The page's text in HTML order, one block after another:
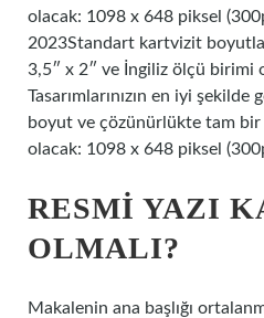
olacak: 1098 x 648 piksel
2023Standart kartvizit
3,5″ x 2″ ve İngiliz ölçü birimi
Tasarımlarınızın en iyi şekilde
boyut ve çözünürlükte tam bir
olacak: 1098 x 648 piksel
RESMI YAZI
OLMALI?
Makalenin ana başlığı